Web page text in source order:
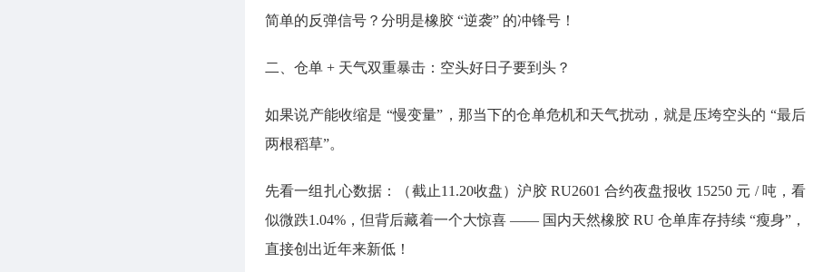
简单的反弹信号？分明是橡胶 “逆袭” 的冲锋号！
二、仓单 + 天气双重暴击：空头好日子要到头？
如果说产能收缩是 “慢变量”，那当下的仓单危机和天气扰动，就是压垮空头的 “最后
两根稻草”。
先看一组扎心数据：（截止11.20收盘）沪胶 RU2601 合约夜盘报收 15250 元 / 吨，看
似微跌1.04%，但背后藏着一个大惊喜 —— 国内天然橡胶 RU 仓单库存持续 “瘦身”，
直接创出近年来新低！